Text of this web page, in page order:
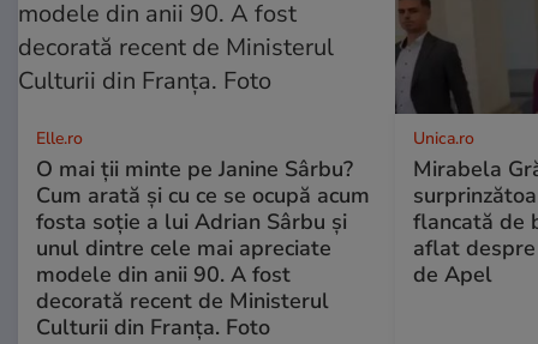
Elle.ro
O mai ții minte pe Janine Sârbu?
Cum arată și cu ce se ocupă acum
fosta soție a lui Adrian Sârbu și
unul dintre cele mai apreciate
modele din anii 90. A fost
decorată recent de Ministerul
Culturii din Franța. Foto
Unica.ro
Mirabela
flancată de
aflat
de Apel